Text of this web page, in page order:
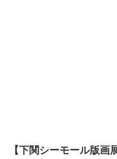
【下関シーモール版画